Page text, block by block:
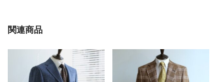
関連商品